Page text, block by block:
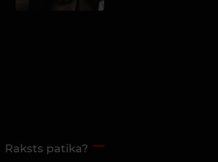
Raksts patika?